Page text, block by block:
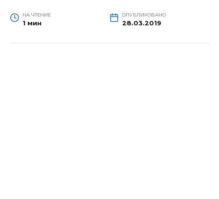
НА ЧТЕНИЕ
1 мин
ОПУБЛИКОВАНО
28.03.2019